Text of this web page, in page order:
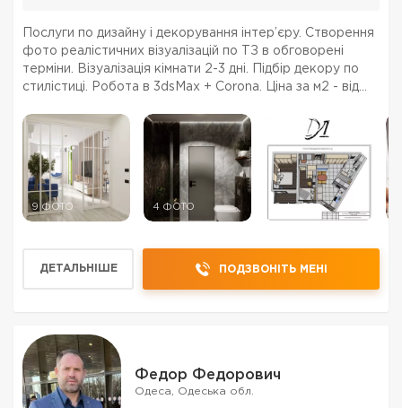
Послуги по дизайну і декорування інтер’єру. Створення
фото реалістичних візуалізацій по ТЗ в обговорені
терміни. Візуалізація кімнати 2-3 дні. Підбір декору по
стилістиці. Робота в 3dsMax + Corona. Ціна за м2 - від
9 ФОТО 4 ФОТО 6 ФОТО
ДЕТАЛЬНІШЕ ПОДЗВОНІТЬ МЕНІ
Федор Федорович
Одеса, Одеська обл.